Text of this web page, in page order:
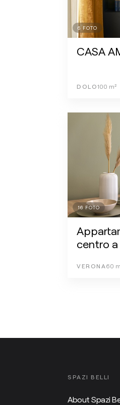
6 FOTO
CASA
DOLO100 m²
16 FOTO
centro
VERONA 60
SPAZI BELLI
About Spazi